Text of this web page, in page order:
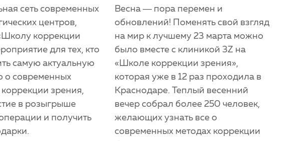
сеть современных
центров,
коррекции
для тех, кто
самую актуальную
современных
зрения,
в розыгрыше
и получить
Весна — пора перемен и
обновлений! Поменять свой взгляд
на мир к лучшему 23 марта можно
было вместе с клиникой 3Z на
«Школе коррекции зрения»,
которая уже в 12 раз проходила в
Краснодаре. Теплый весенний
вечер собрал более 250 человек,
желающих узнать все о
современных методах коррекции